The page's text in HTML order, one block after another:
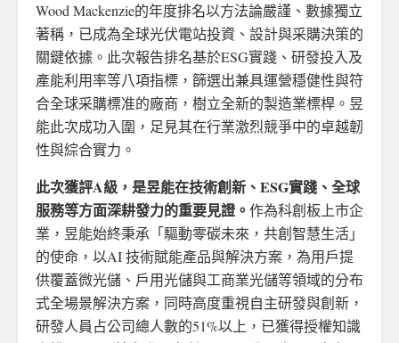
Wood Mackenzie的年度排名以方法論嚴謹、數據獨立
著稱，已成為全球光伏電站投資、設計與采購決策的
關鍵依據。此次報告排名基於ESG實踐、研發投入及
產能利用率等八項指標，篩選出兼具運營穩健性與符
合全球采購標准的廠商，樹立全新的製造業標桿。昱
能此次成功入圍，足見其在行業激烈競爭中的卓越韌
性與綜合實力。
此次獲評A級，是昱能在技術創新、ESG實踐、全球
服務等方面深耕發力的重要見證。 作為科創板上市企
業，昱能始終秉承「驅動零碳未來，共創智慧生活」
的使命，以AI 技術賦能產品與解決方案，為用戶提
供覆蓋微光儲、戶用光儲與工商業光儲等領域的分布
式全場景解決方案，同時高度重視自主研發與創新，
研發人員占公司總人數的51%以上，已獲得授權知識